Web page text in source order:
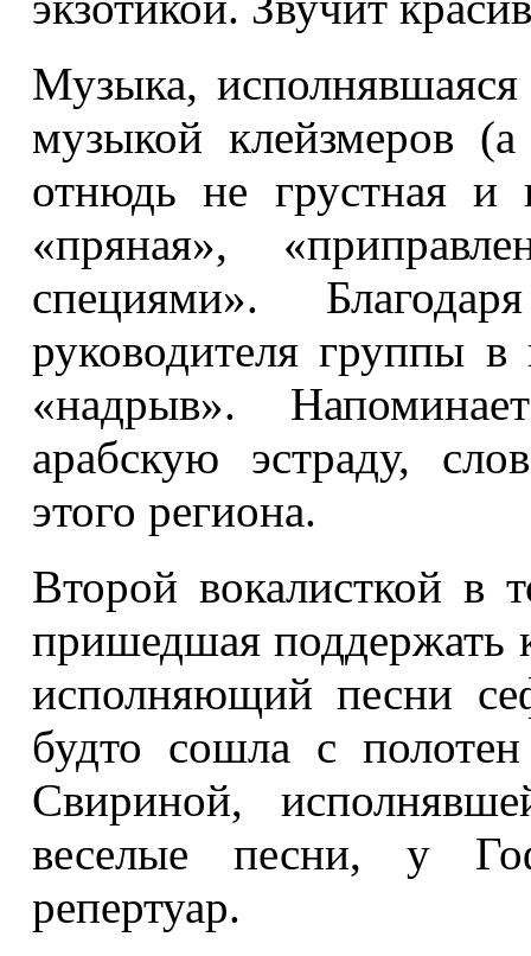
Музыка,
музыкой клейзмеров
отнюдь не грустная и
«пряная»,
специями».
руководителя группы в
«надрыв».
арабскую эстраду,
этого региона.
Второй вокалисткой в
пришедшая поддержать
исполняющий песни
будто сошла с
Свириной,
веселые песни, у
репертуар.